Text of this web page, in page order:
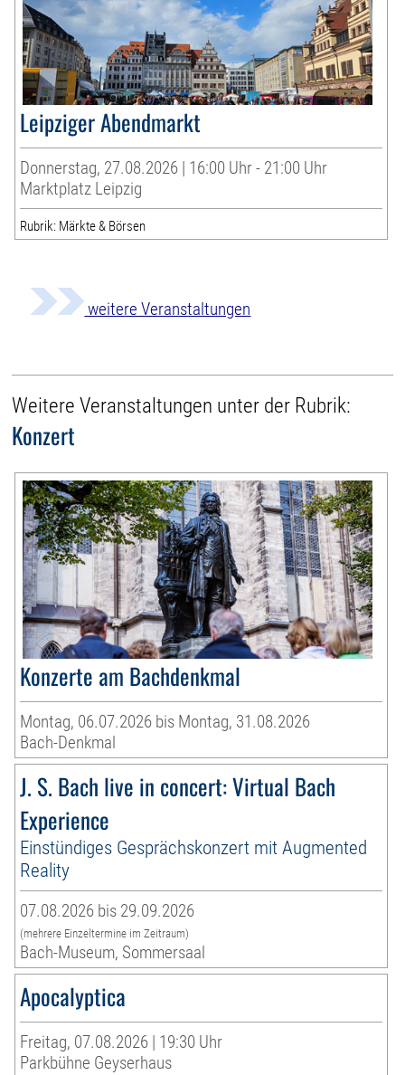
Leipziger Abendmarkt
Donnerstag, 27.08.2026 | 16:00 Uhr - 21:00 Uhr
Marktplatz Leipzig
Rubrik: Märkte & Börsen
weitere Veranstaltungen
Weitere Veranstaltungen unter der Rubrik:
Konzert
Konzerte am Bachdenkmal
Montag, 06.07.2026 bis Montag, 31.08.2026
Bach-Denkmal
J. S. Bach live in concert: Virtual Bach
Experience
Einstündiges Gesprächskonzert mit Augmented
Reality
07.08.2026 bis 29.09.2026
(mehrere Einzeltermine im Zeitraum)
Bach-Museum, Sommersaal
Apocalyptica
Freitag, 07.08.2026 | 19:30 Uhr
Parkbühne Geyserhaus